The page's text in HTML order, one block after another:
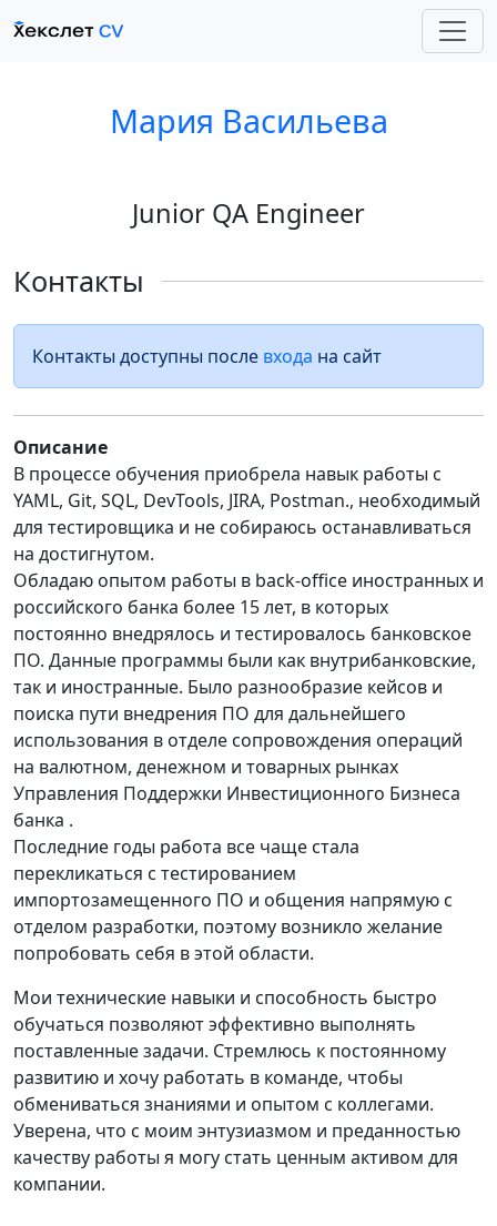
Мария Васильева
Junior QA Engineer
Контакты
Контакты доступны после входа на сайт
Описание
В процессе обучения приобрела навык работы с
YAML, Git, SQL, DevTools, JIRA, Postman., необходимый
для тестировщика и не собираюсь останавливаться
на достигнутом.
Обладаю опытом работы в back-office иностранных и
российского банка более 15 лет, в которых
постоянно внедрялось и тестировалось банковское
ПО. Данные программы были как внутрибанковские,
так и иностранные. Было разнообразие кейсов и
поиска пути внедрения ПО для дальнейшего
использования в отделе сопровождения операций
на валютном, денежном и товарных рынках
Управления Поддержки Инвестиционного Бизнеса
банка .
Последние годы работа все чаще стала
перекликаться с тестированием
импортозамещенного ПО и общения напрямую с
отделом разработки, поэтому возникло желание
попробовать себя в этой области.
Мои технические навыки и способность быстро
обучаться позволяют эффективно выполнять
поставленные задачи. Стремлюсь к постоянному
развитию и хочу работать в команде, чтобы
обмениваться знаниями и опытом с коллегами.
Уверена, что с моим энтузиазмом и преданностью
качеству работы я могу стать ценным активом для
компании.